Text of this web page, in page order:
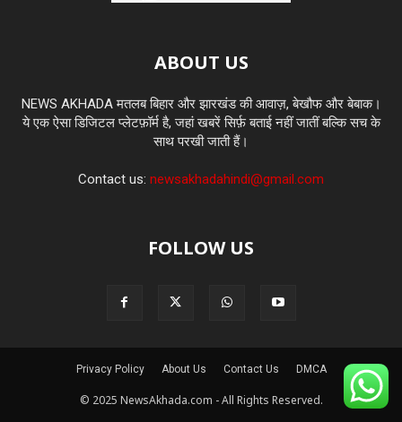
ABOUT US
NEWS AKHADA मतलब बिहार और झारखंड की आवाज़, बेखौफ और बेबाक।
ये एक ऐसा डिजिटल प्लेटफ़ॉर्म है, जहां खबरें सिर्फ़ बताई नहीं जातीं बल्कि सच के
साथ परखी जाती हैं।
Contact us: newsakhadahindi@gmail.com
FOLLOW US
Privacy Policy About Us Contact Us DMCA
© 2025 NewsAkhada.com - All Rights Reserved.